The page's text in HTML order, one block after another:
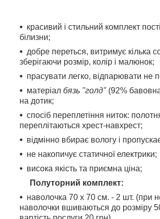
красивий і стильний комплект
білизни;
добре переться, витримує кілька
зберігаючи розмір, колір і малюнок;
прасувати легко, відпарювати не
матеріал бязь "голд"(92%
на дотик;
спосіб переплетіння ниток:
переплітаються хрест-навхрест;
відмінно вбирає вологу і
не накопичує статичної електрики;
висока якість та приємна ціна;
Полуторний комплект:
наволочка 70 х 70 см. - 2 шт. (при
наволочки вшиваються до розміру